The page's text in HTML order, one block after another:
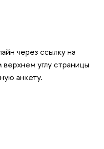
через ссылку на
углу страницы
анкету.